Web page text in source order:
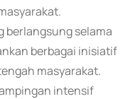
berlangsung selama
berbagai inisiatif
masyarakat.
intensif